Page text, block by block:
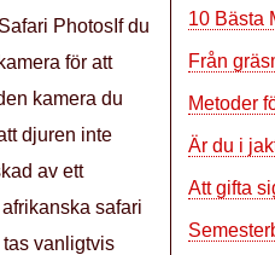
10 Bästa
Från
Metoder
Är du i
Att gifta
PhotosIf du
för att
kamera du
djuren inte
av ett
safari
vanligtvis